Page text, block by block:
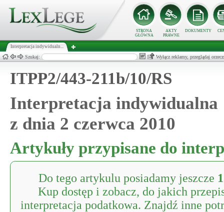
STRONA
GŁÓWNA
AKTY
PRAWNE
DOKUMENTY
Interpretacja indywidualn...
Szukaj: Wyłącz reklamy, przeglądaj
ITPP2/443-211b/10/RS
Interpretacja indywidualna
z dnia 2 czerwca 2010
Artykuły przypisane do
Do tego artykulu posiadamy jeszcze
Kup dostęp i zobacz, do jakich
interpretacja podatkowa. Znajdź inne